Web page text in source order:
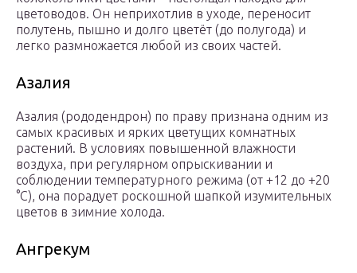
цветоводов. Он неприхотлив в уходе, переносит
полутень, пышно и долго цветёт (до полугода) и
легко размножается любой из своих частей.
​Азалия
Азалия (рододендрон) по праву признана одним из
самых красивых и ярких цветущих комнатных
растений. В условиях повышенной влажности
воздуха, при регулярном опрыскивании и
соблюдении температурного режима (от +12 до +20
°C), она порадует роскошной шапкой изумительных
цветов в зимние холода.
Ангрекум